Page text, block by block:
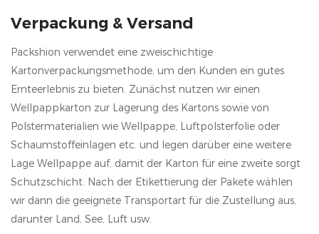
Verpackung & Versand
Packshion verwendet eine zweischichtige
Kartonverpackungsmethode, um den Kunden ein gutes
Ernteerlebnis zu bieten. Zunächst nutzen wir einen
Wellpappkarton zur Lagerung des Kartons sowie von
Polstermaterialien wie Wellpappe, Luftpolsterfolie oder
Schaumstoffeinlagen etc. und legen darüber eine weitere
Lage Wellpappe auf, damit der Karton für eine zweite sorgt
Schutzschicht. Nach der Etikettierung der Pakete wählen
wir dann die geeignete Transportart für die Zustellung aus,
darunter Land, See, Luft usw.